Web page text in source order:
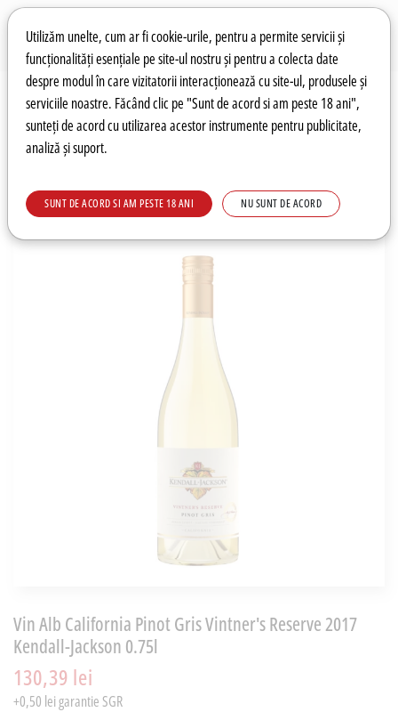
Preferințe pentru cookie-uri
Utilizăm unelte, cum ar fi cookie-urile, pentru a permite servicii și
funcționalități esențiale pe site-ul nostru și pentru a colecta date
despre modul în care vizitatorii interacționează cu site-ul, produsele și
serviciile noastre. Făcând clic pe "Sunt de acord si am peste 18 ani",
sunteți de acord cu utilizarea acestor instrumente pentru publicitate,
analiză și suport.
SUNT DE ACORD SI AM PESTE 18 ANI NU SUNT DE ACORD
Wishlist Autentificare
Vin Alb California Pinot Gris Vintner's Reserve 2017
Kendall-Jackson 0.75l
130,39 lei
+0,50 lei garantie SGR